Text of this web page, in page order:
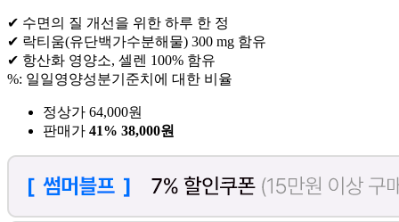
✔ 수면의 질 개선을 위한 하루 한 정
✔ 락티움(유단백가수분해물) 300 mg 함유
✔ 항산화 영양소, 셀렌 100% 함유
%: 일일영양성분기준치에 대한 비율
정상가 64,000원
판매가 41% 38,000원